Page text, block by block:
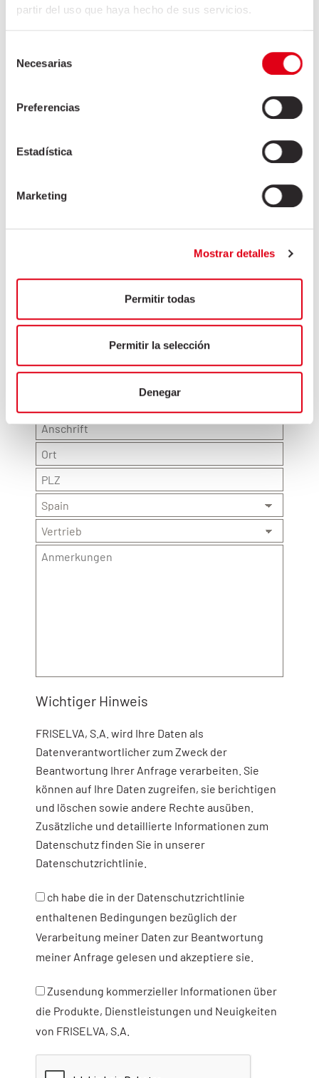
partir del uso que haya hecho de sus servicios.
Necesarias
Preferencias
Estadística
Marketing
Mostrar detalles
Permitir todas
Permitir la selección
Denegar
Uterus
Zunge
Industrie
Wichtiger Hinweis
FRISELVA, S.A. wird Ihre Daten als
Datenverantwortlicher zum Zweck der
Beantwortung Ihrer Anfrage verarbeiten. Sie
können auf Ihre Daten zugreifen, sie berichtigen
und löschen sowie andere Rechte ausüben.
Zusätzliche und detaillierte Informationen zum
Datenschutz finden Sie in unserer
Datenschutzrichtlinie.
ch habe die in der Datenschutzrichtlinie
enthaltenen Bedingungen bezüglich der
Verarbeitung meiner Daten zur Beantwortung
meiner Anfrage gelesen und akzeptiere sie.
Zusendung kommerzieller Informationen über
die Produkte, Dienstleistungen und Neuigkeiten
von FRISELVA, S.A.